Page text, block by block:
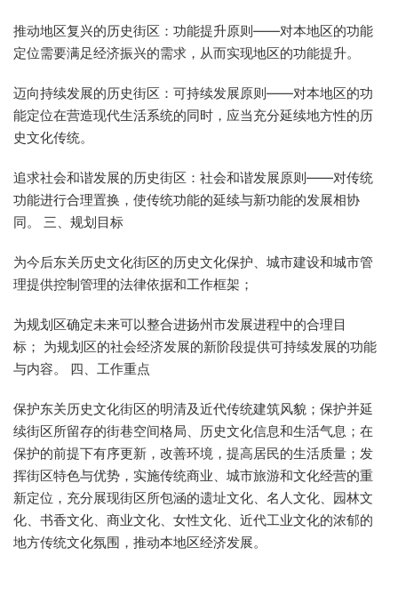
推动地区复兴的历史街区：功能提升原则——对本地区的功能
定位需要满足经济振兴的需求，从而实现地区的功能提升。
迈向持续发展的历史街区：可持续发展原则——对本地区的功
能定位在营造现代生活系统的同时，应当充分延续地方性的历
史文化传统。
追求社会和谐发展的历史街区：社会和谐发展原则——对传统
功能进行合理置换，使传统功能的延续与新功能的发展相协
同。 三、规划目标
为今后东关历史文化街区的历史文化保护、城市建设和城市管
理提供控制管理的法律依据和工作框架；
为规划区确定未来可以整合进扬州市发展进程中的合理目
标； 为规划区的社会经济发展的新阶段提供可持续发展的功能
与内容。 四、工作重点
保护东关历史文化街区的明清及近代传统建筑风貌；保护并延
续街区所留存的街巷空间格局、历史文化信息和生活气息；在
保护的前提下有序更新，改善环境，提高居民的生活质量；发
挥街区特色与优势，实施传统商业、城市旅游和文化经营的重
新定位，充分展现街区所包涵的遗址文化、名人文化、园林文
化、书香文化、商业文化、女性文化、近代工业文化的浓郁的
地方传统文化氛围，推动本地区经济发展。